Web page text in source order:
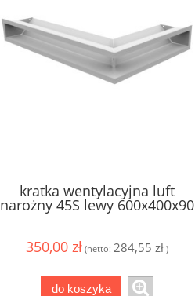
kratka wentylacyjna luft
narożny 45S lewy 600x400x90
- kolor biały
350,00 zł (netto: 284,55 zł )
do koszyka